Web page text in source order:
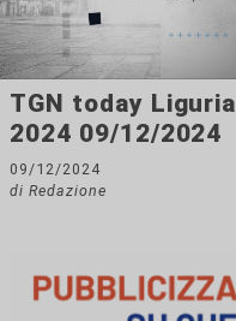
TGN today Liguria
2024 09/12/2024
09/12/2024
di Redazione